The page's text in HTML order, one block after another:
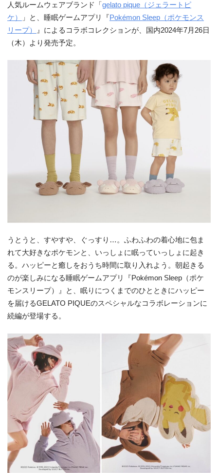
人気ルームウェアブランド「 gelato pique（ジェラートピ
ケ）
」と、睡眠ゲームアプリ『Pokémon Sleep（ポケモンス
リープ）
』によるコラボコレクションが、国内2024年7月26日
（木）より発売予定。
うとうと、すやすや、ぐっすり…。ふわふわの着心地に包ま
れて大好きなポケモンと、いっしょに眠っていっしょに起き
る。ハッピーと癒しをおうち時間に取り入れよう。朝起きる
のが楽しみになる睡眠ゲームアプリ『Pokémon Sleep（ポケ
モンスリープ）』と、眠りにつくまでのひとときにハッピー
を届けるGELATO PIQUEのスペシャルなコラボレーションに
続編が登場する。